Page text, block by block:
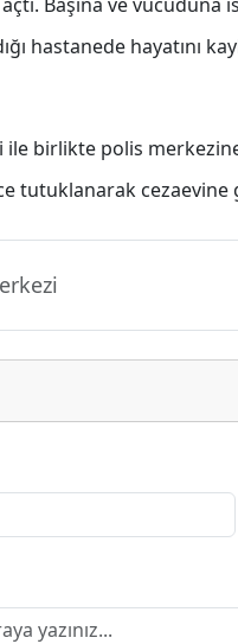
hastanede hayatını
ile birlikte polis
tutuklanarak